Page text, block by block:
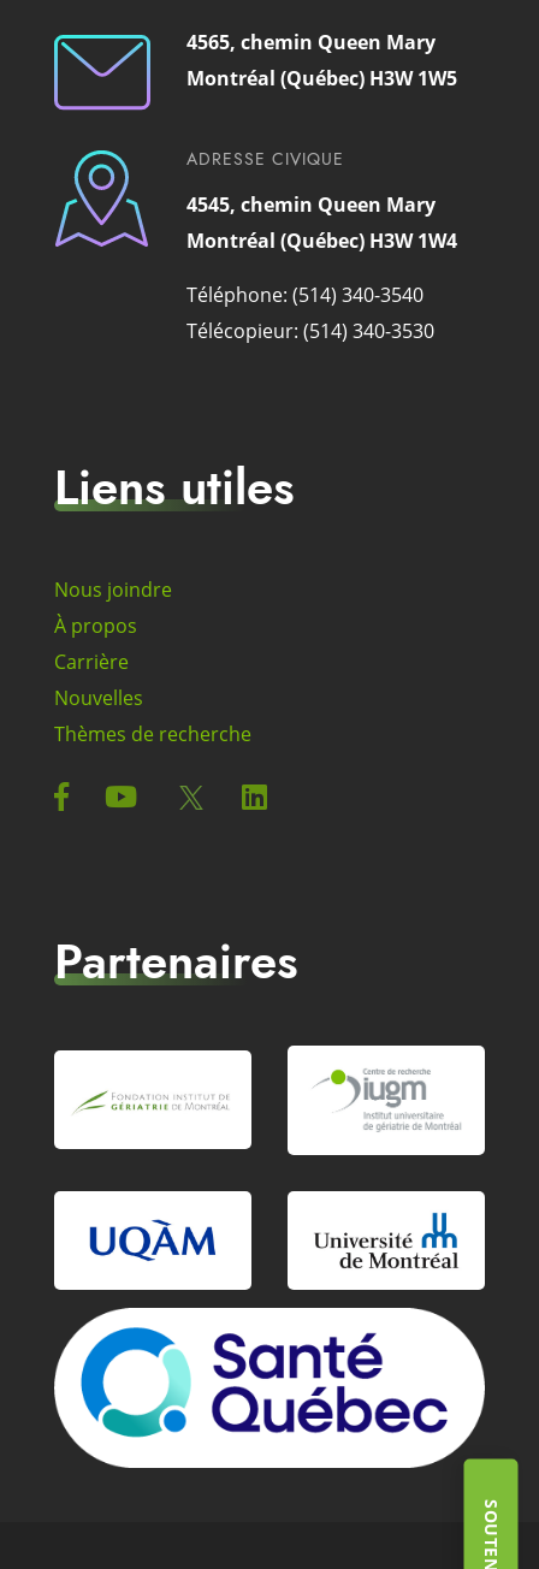
4565, chemin Queen Mary
Montréal (Québec) H3W 1W5
ADRESSE CIVIQUE
4545, chemin Queen Mary
Montréal (Québec) H3W 1W4
Téléphone: (514) 340-3540
Télécopieur: (514) 340-3530
Liens utiles
Nous joindre
À propos
Carrière
Nouvelles
Thèmes de recherche
Partenaires